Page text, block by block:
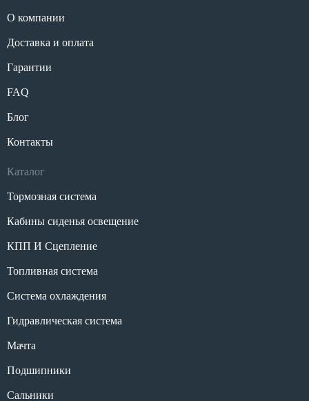
О компании
Доставка и оплата
Гарантии
FAQ
Блог
Контакты
Каталог
Тормозная система
Кабины сиденья освещение
КПП И Сцепление
Топливная система
Система охлаждения
Гидравлическая система
Мачта
Подшипники
Сальники